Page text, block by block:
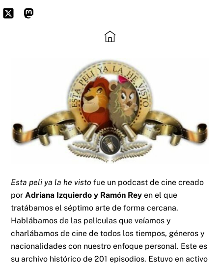
Skip
to
Icon
Mastodon
Esta peli ya la he visto fue un podcast de cine creado
por Adriana Izquierdo y Ramón Rey en el que
tratábamos el séptimo arte de forma cercana.
Hablábamos de las películas que veíamos y
charlábamos de cine de todos los tiempos, géneros y
nacionalidades con nuestro enfoque personal. Este es
su archivo histórico de 201 episodios. Estuvo en activo